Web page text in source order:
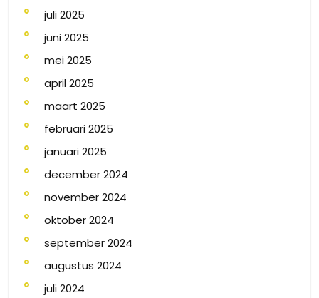
juli 2025
juni 2025
mei 2025
april 2025
maart 2025
februari 2025
januari 2025
december 2024
november 2024
oktober 2024
september 2024
augustus 2024
juli 2024